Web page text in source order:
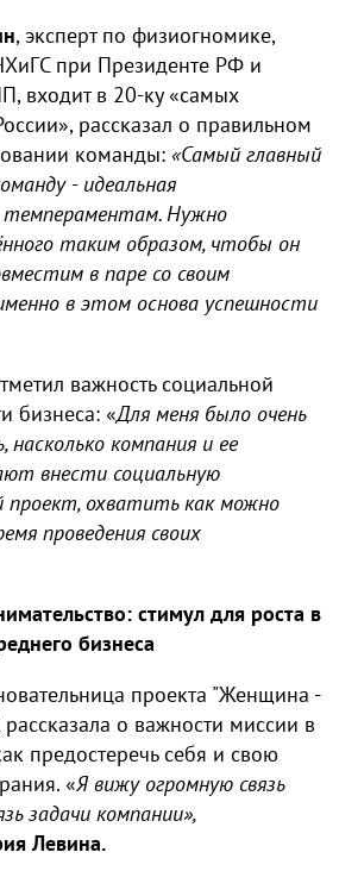
, эксперт по физиогномике,
при Президенте РФ и
входит в 20-ку «самых
рассказал о правильном
команды: «Самый главный
- идеальная
темпераментам. Нужно
таким образом, чтобы он
в паре со своим
в этом основа успешности
важность социальной
бизнеса: «Для меня было очень
компания и ее
внести социальную
проект, охватить как можно
проведения своих
стимул для роста в
бизнеса
проекта "Женщина -
о важности миссии в
предостеречь себя и свою
«Я вижу огромную связь
задачи компании»,
Левина.